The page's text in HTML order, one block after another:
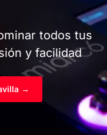
todos tus
y facilidad
→